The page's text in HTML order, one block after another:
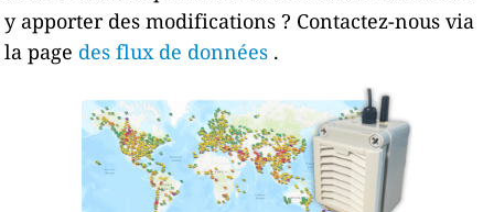
y apporter des modifications ? Contactez-nous via
la page des flux de données .